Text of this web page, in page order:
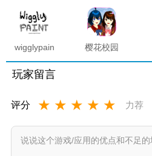
解锁版
正版
wigglypaint
软件
樱花校园
玩家留言
评分 ★ ★ ★ ★ ★ 力荐